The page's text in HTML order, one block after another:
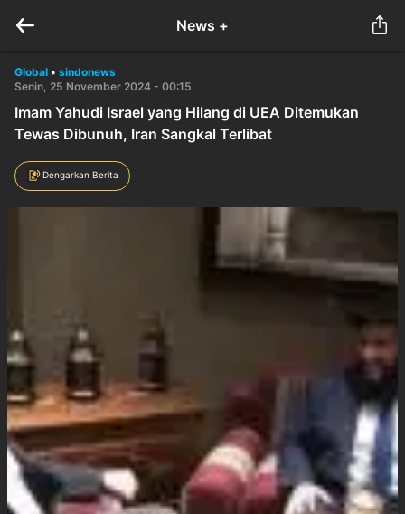
News +
Global • sindonews
Senin, 25 November 2024 - 00:15
Imam Yahudi Israel yang Hilang di UEA Ditemukan
Tewas Dibunuh, Iran Sangkal Terlibat
Dengarkan Berita